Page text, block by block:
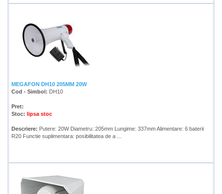
MEGAFON DH10 205MM 20W
Cod - Simbol: DH10
Pret:
Stoc: lipsa stoc
Descriere: Putere: 20W Diametru: 205mm Lungime: 337mm Alimentare: 6 baterii
R20 Functie suplimentara: posibilitatea de a ...